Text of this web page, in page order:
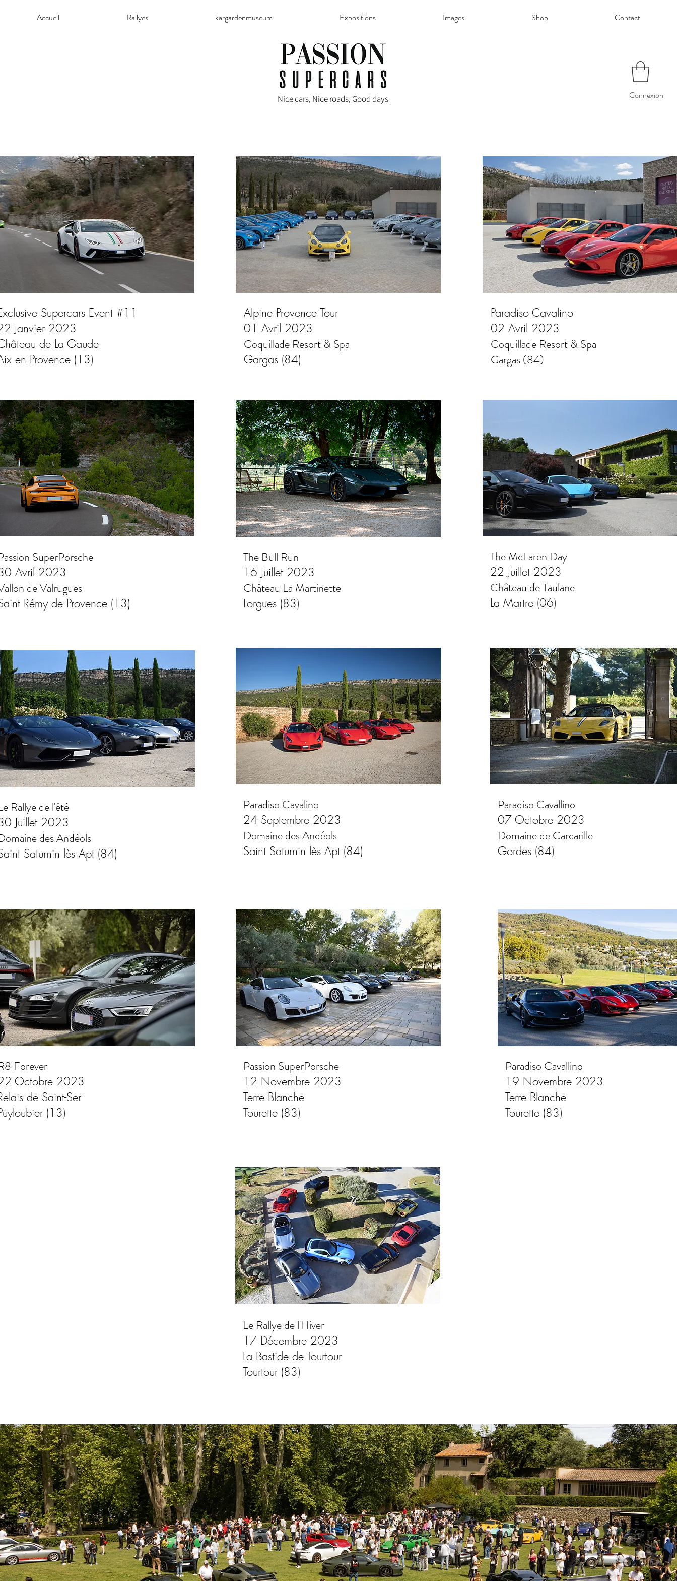
Accueil Rallyes kargardenmuseum Expositions Images Shop Contact
Connexion
Nice cars, Nice roads, Good days
Supercars Event #11
Janvier 2023
de La Gaude
en Provence (13)
SuperPorsche
Avril 2023
de Valrugues
Rémy de Provence (13)
Rallye de l'été
Juillet 2023
des Andéols
Saturnin lès Apt (84)
Alpine Provence Tour
01 Avril 2023
Coquillade Resort & Spa
Gargas (84)
The Bull Run
16 Juillet 2023
Château La Martinette
Lorgues (83)
Paradiso Cavalino
24 Septembre 2023
Domaine des Andéols
Saint Saturnin lès Apt (84)
Forever
Octobre 2023
de Saint-Ser
(13)
Passion SuperPorsche
12 Novembre 2023
Terre Blanche
Tourette (83)
Paradiso Cavalino
02 Avril 2023
Coquillade Resort & Spa
Gargas (84)
The McLaren Day
22 Juillet 2023
Château de Taulane
La Martre (06)
Paradiso Cavallino
07 Octobre 2023
Domaine de Carcarille
Gordes (84)
Paradiso Cavallino
19 Novembre 2023
Terre Blanche
Tourette (83)
Le Rallye de l'Hiver
17 Décembre 2023
La Bastide de Tourtour
Tourtour (83)